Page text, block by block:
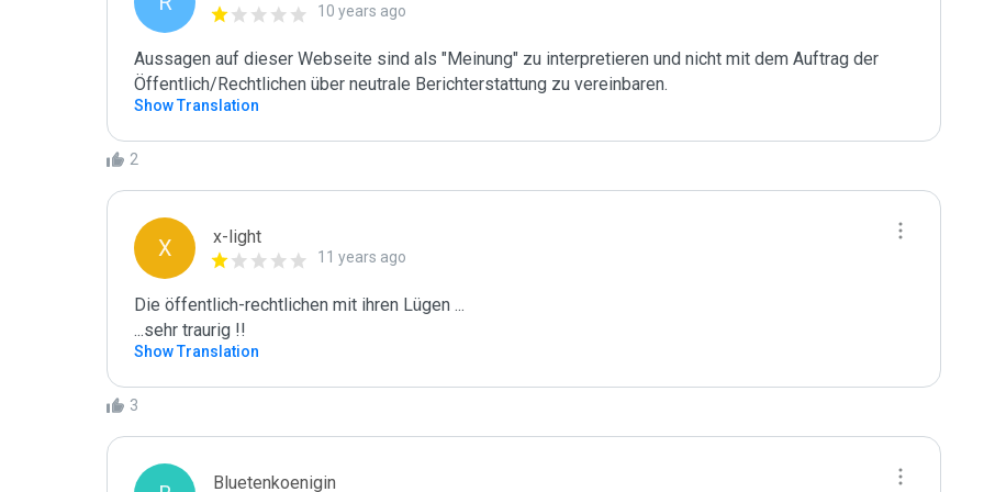
10 years ago
Aussagen auf dieser Webseite sind als "Meinung" zu interpretieren und nicht mit dem Auftrag der
Öffentlich/Rechtlichen über neutrale Berichterstattung zu vereinbaren.
Show Translation
2
X x-light
11 years ago
Die öffentlich-rechtlichen mit ihren Lügen ...
...sehr traurig !!
Show Translation
3
Bluetenkoenigin